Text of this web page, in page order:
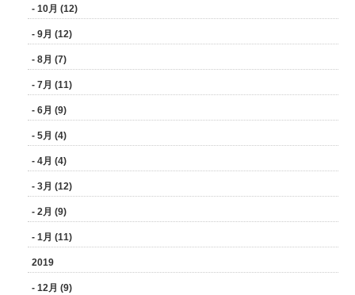
- 10月 (12)
- 9月 (12)
- 8月 (7)
- 7月 (11)
- 6月 (9)
- 5月 (4)
- 4月 (4)
- 3月 (12)
- 2月 (9)
- 1月 (11)
2019
- 12月 (9)